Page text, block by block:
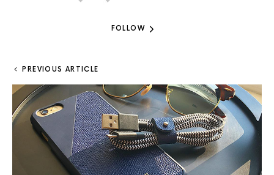
FOLLOW
PREVIOUS ARTICLE